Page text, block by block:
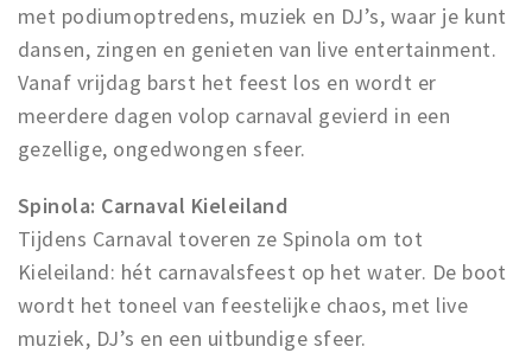
met podiumoptredens, muziek en DJ’s, waar je kunt
dansen, zingen en genieten van live entertainment.
Vanaf vrijdag barst het feest los en wordt er
meerdere dagen volop carnaval gevierd in een
gezellige, ongedwongen sfeer.
Spinola: Carnaval Kieleiland
Tijdens Carnaval toveren ze Spinola om tot
Kieleiland: hét carnavalsfeest op het water. De boot
wordt het toneel van feestelijke chaos, met live
muziek, DJ’s en een uitbundige sfeer.